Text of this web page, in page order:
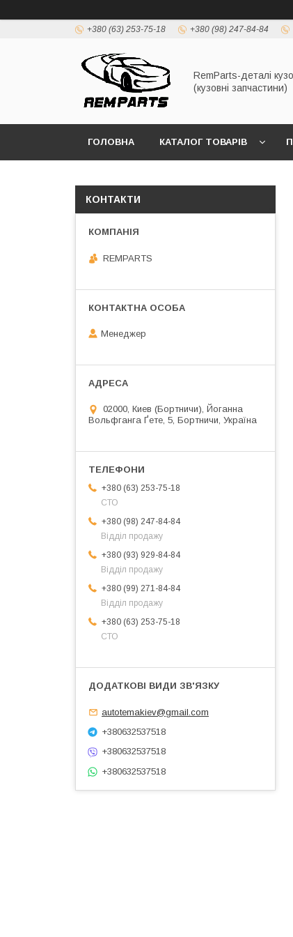
+380 (63) 253-75-18 +380 (98) 247-84-84
RemParts-деталі
(кузовні запчастини)
ГОЛОВНА КАТАЛОГ ТОВАРІВ
КОНТАКТИ
REMPARTS
Менеджер
02000, Киев (Бортничи), Йоганна
Вольфганга Ґете, 5, Бортничи, Україна
+380 (63) 253-75-18
СТО
+380 (98) 247-84-84
Відділ продажу
+380 (93) 929-84-84
Відділ продажу
+380 (99) 271-84-84
Відділ продажу
+380 (63) 253-75-18
СТО
autotemakiev@gmail.com
+380632537518
+380632537518
+380632537518